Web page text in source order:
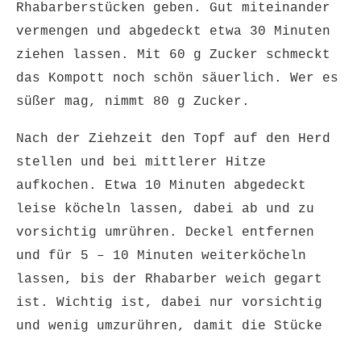
Rhabarberstücken geben. Gut miteinander
vermengen und abgedeckt etwa 30 Minuten
ziehen lassen. Mit 60 g Zucker schmeckt
das Kompott noch schön säuerlich. Wer es
süßer mag, nimmt 80 g Zucker.
Nach der Ziehzeit den Topf auf den Herd
stellen und bei mittlerer Hitze
aufkochen. Etwa 10 Minuten abgedeckt
leise köcheln lassen, dabei ab und zu
vorsichtig umrühren. Deckel entfernen
und für 5 – 10 Minuten weiterköcheln
lassen, bis der Rhabarber weich gegart
ist. Wichtig ist, dabei nur vorsichtig
und wenig umzurühren, damit die Stücke